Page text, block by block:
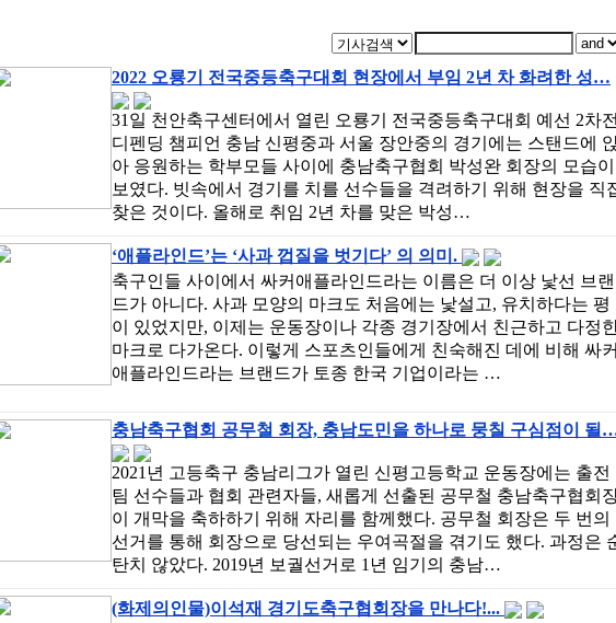
2022 오룡기 전국중등축구대회 현장에서 부임 2년 차 화려한 성…
31일 천안축구센터에서 열린 오룡기 전국중등축구대회 예선 2차전
디펜딩 챔피언 충남 신평중과 서울 장안중의 경기에는 스탠드에
아 응원하는 학부모들 사이에 충남축구협회 박성완 회장의 모습이
보였다. 빗속에서 경기를 치를 선수들을 격려하기 위해 현장을 직
찾은 것이다. 올해로 취임 2년 차를 맞은 박성…
‘애플라인드’는 ‘사과 껍질을 벗기다’ 의 의미.
축구인들 사이에서 싸커애플라인드라는 이름은 더 이상 낯선 브랜
드가 아니다. 사과 모양의 마크도 처음에는 낯설고, 유치하다는 평
이 있었지만, 이제는 운동장이나 각종 경기장에서 친근하고 다정
마크로 다가온다. 이렇게 스포츠인들에게 친숙해진 데에 비해 싸커
애플라인드라는 브랜드가 토종 한국 기업이라는 …
충남축구협회 공무철 회장, 충남도민을 하나로 뭉칠 구심점이 될
2021년 고등축구 충남리그가 열린 신평고등학교 운동장에는 출전
팀 선수들과 협회 관련자들, 새롭게 선출된 공무철 충남축구협회
이 개막을 축하하기 위해 자리를 함께했다. 공무철 회장은 두 번의
선거를 통해 회장으로 당선되는 우여곡절을 겪기도 했다. 과정은
탄치 않았다. 2019년 보궐선거로 1년 임기의 충남…
(화제의인물)이석재 경기도축구협회장을 만나다!...